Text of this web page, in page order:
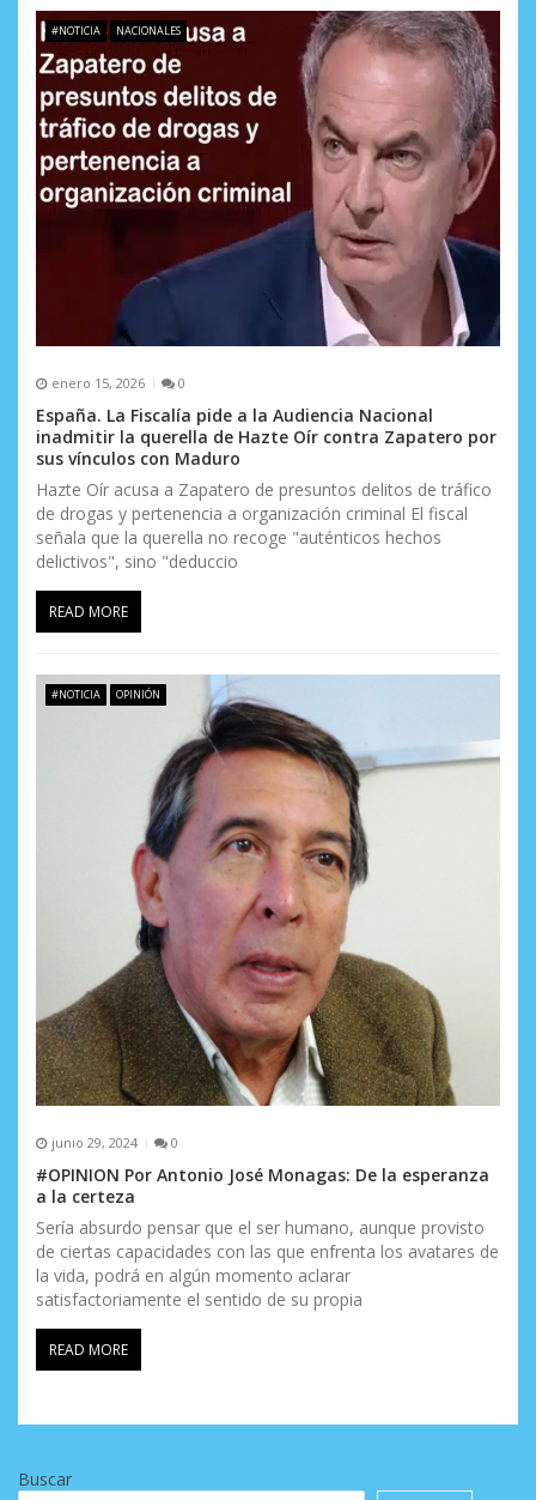
#NOTICIA NACIONALES
enero 15, 2026 0
España. La Fiscalía pide a la Audiencia Nacional
inadmitir la querella de Hazte Oír contra Zapatero por
sus vínculos con Maduro
Hazte Oír acusa a Zapatero de presuntos delitos de tráfico
de drogas y pertenencia a organización criminal El fiscal
señala que la querella no recoge "auténticos hechos
delictivos", sino "deduccio
READ MORE
#NOTICIA OPINIÓN
junio 29, 2024 0
#OPINION Por Antonio José Monagas: De la esperanza
a la certeza
Sería absurdo pensar que el ser humano, aunque provisto
de ciertas capacidades con las que enfrenta los avatares de
la vida, podrá en algún momento aclarar
satisfactoriamente el sentido de su propia
READ MORE
Buscar